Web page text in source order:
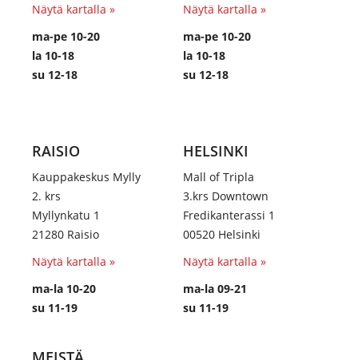
Näytä kartalla »
ma-pe 10-20
la 10-18
su 12-18
Näytä kartalla »
ma-pe 10-20
la 10-18
su 12-18
RAISIO
Kauppakeskus Mylly
2. krs
Myllynkatu 1
21280 Raisio
Näytä kartalla »
ma-la 10-20
su 11-19
HELSINKI
Mall of Tripla
3.krs Downtown
Fredikanterassi 1
00520 Helsinki
Näytä kartalla »
ma-la 09-21
su 11-19